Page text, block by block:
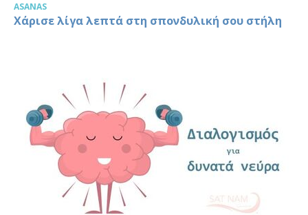
ASANAS
Χάρισε λίγα λεπτά στη σπονδυλική σου στήλη